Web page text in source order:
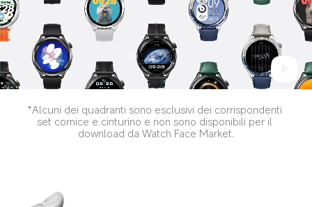
*Alcuni dei quadranti sono esclusivi dei corrispondenti
set cornice e cinturino e non sono disponibili per il
download da Watch Face Market.